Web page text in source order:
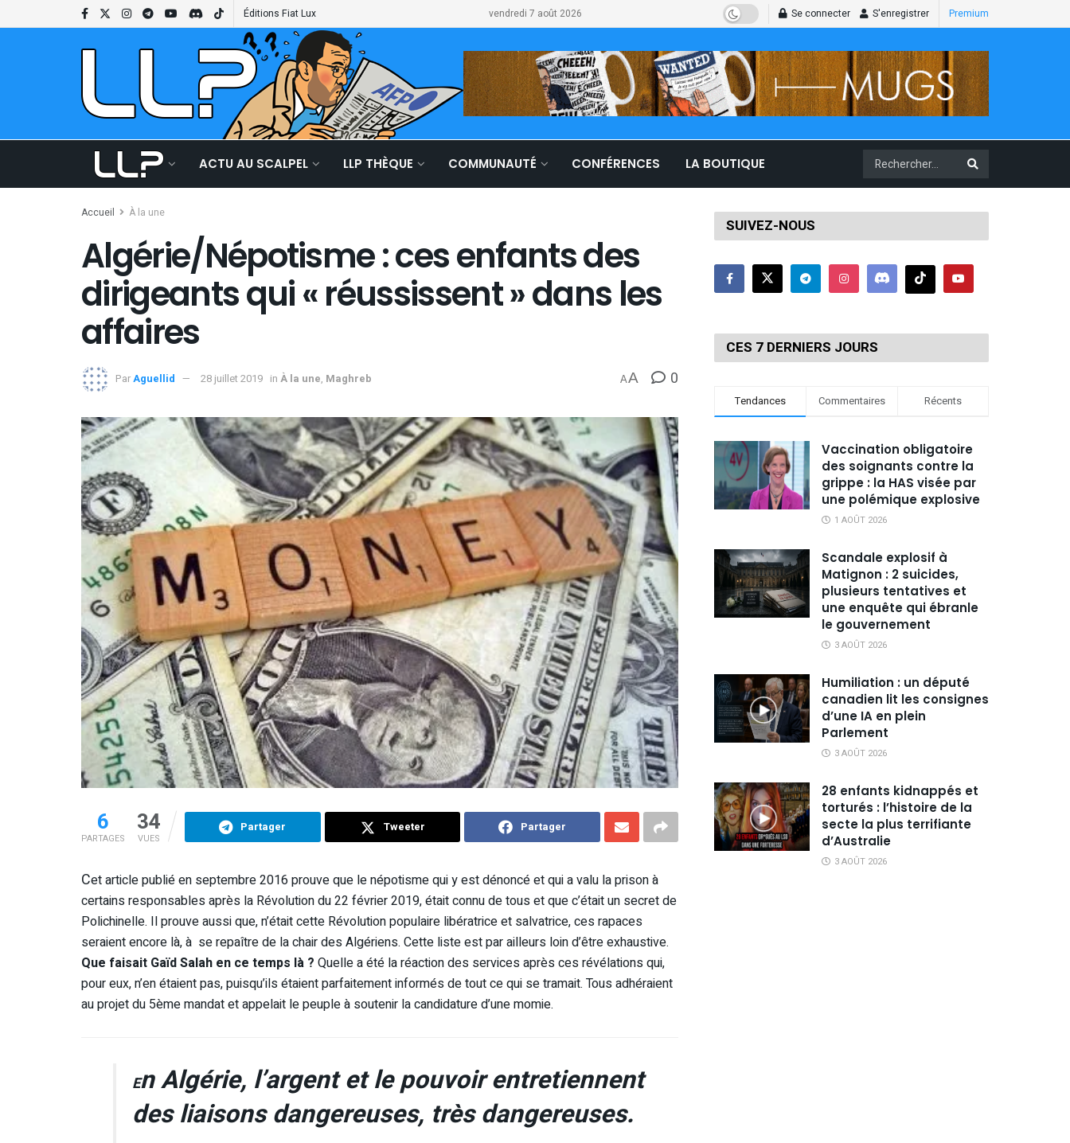
Éditions Fiat Lux vendredi 7 août 2026 Se connecter S'enregistrer Premium
ACTU AU SCALPEL LLP THÈQUE COMMUNAUTÉ CONFÉRENCES LA BOUTIQUE
Accueil À la une
Algérie/Népotisme : ces enfants des
dirigeants qui « réussissent » dans les
affaires
ParAguellid 28 juillet 2019 in À la une, Maghreb AA 0
6
PARTAGES
34
VUES
Partager Tweeter Partager
Cet article publié en septembre 2016 prouve que le népotisme qui y est dénoncé et qui a valu la prison à
certains responsables après la Révolution du 22 février 2019, était connu de tous et que c’était un secret de
Polichinelle. Il prouve aussi que, n’était cette Révolution populaire libératrice et salvatrice, ces rapaces
seraient encore là, à se repaître de la chair des Algériens. Cette liste est par ailleurs loin d’être exhaustive.
Que faisait Gaïd Salah en ce temps là ? Quelle a été la réaction des services après ces révélations qui,
pour eux, n’en étaient pas, puisqu’ils étaient parfaitement informés de tout ce qui se tramait. Tous adhéraient
au projet du 5ème mandat et appelait le peuple à soutenir la candidature d’une momie.
En Algérie, l’argent et le pouvoir entretiennent
des liaisons dangereuses, très dangereuses.
SUIVEZ-NOUS
CES 7 DERNIERS JOURS
Tendances Commentaires Récents
Vaccination obligatoire
des soignants contre la
grippe : la HAS visée par
une polémique explosive
1 AOÛT 2026
Scandale explosif à
Matignon : 2 suicides,
plusieurs tentatives et
une enquête qui ébranle
le gouvernement
3 AOÛT 2026
Humiliation : un député
canadien lit les consignes
d’une IA en plein
Parlement
3 AOÛT 2026
28 enfants kidnappés et
torturés : l’histoire de la
secte la plus terrifiante
d’Australie
3 AOÛT 2026